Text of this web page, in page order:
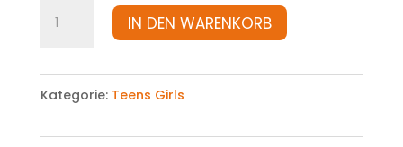
Jacke
IN DEN WARENKORB
Kategorie: Teens Girls